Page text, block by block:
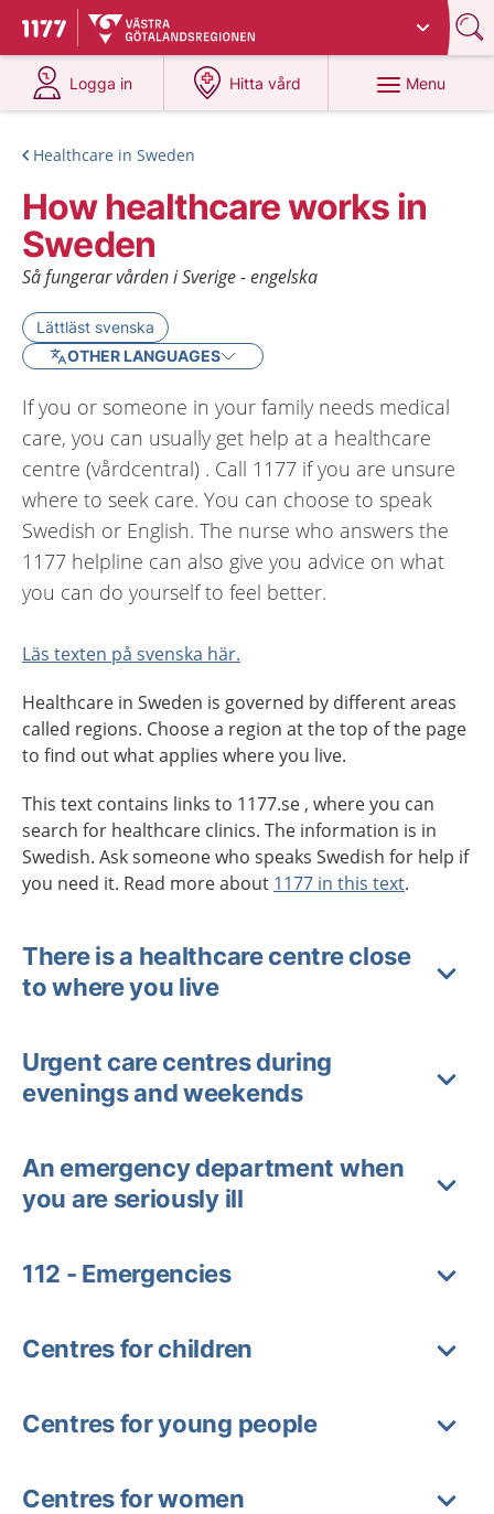
To start page for 1177
Du har valt region
Logga in
at 1177.se
Hitta vård
at 1177.se
Menu
Healthcare in Sweden
How healthcare works in
Sweden
Så fungerar vården i Sverige - engelska
Lättläst svenska
OTHER LANGUAGES
If you or someone in your family needs medical
care, you can usually get help at a healthcare
centre (vårdcentral) . Call 1177 if you are unsure
where to seek care. You can choose to speak
Swedish or English. The nurse who answers the
1177 helpline can also give you advice on what
you can do yourself to feel better.
Läs texten på svenska här.
Healthcare in Sweden is governed by different areas
called regions. Choose a region at the top of the page
to find out what applies where you live.
This text contains links to 1177.se , where you can
search for healthcare clinics. The information is in
Swedish. Ask someone who speaks Swedish for help if
you need it. Read more about 1177 in this text.
There is a healthcare centre close
to where you live
Urgent care centres during
evenings and weekends
An emergency department when
you are seriously ill
112 - Emergencies
Centres for children
Centres for young people
Centres for women